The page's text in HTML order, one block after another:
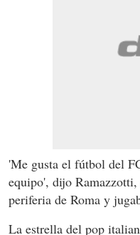
'Me gusta el fútbol del
equipo', dijo
periferia de Roma y
La estrella del pop